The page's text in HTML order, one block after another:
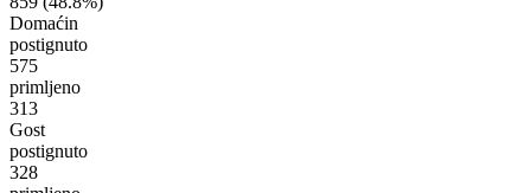
Domaćin
postignuto
575
primljeno
313
Gost
postignuto
328